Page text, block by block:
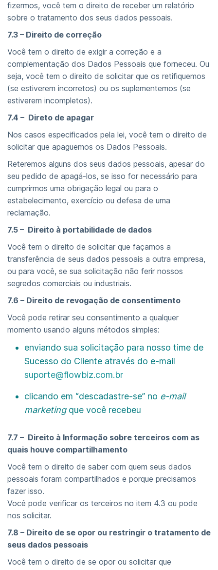
fizermos, você tem o direito de receber um relatório
sobre o tratamento dos seus dados pessoais.
7.3 – Direito de correção
Você tem o direito de exigir a correção e a
complementação dos Dados Pessoais que forneceu. Ou
seja, você tem o direito de solicitar que os retifiquemos
(se estiverem incorretos) ou os suplementemos (se
estiverem incompletos).
7.4 – Direto de apagar
Nos casos especificados pela lei, você tem o direito de
solicitar que apaguemos os Dados Pessoais.
Reteremos alguns dos seus dados pessoais, apesar do
seu pedido de apagá-los, se isso for necessário para
cumprirmos uma obrigação legal ou para o
estabelecimento, exercício ou defesa de uma
reclamação.
7.5 – Direito à portabilidade de dados
Você tem o direito de solicitar que façamos a
transferência de seus dados pessoais a outra empresa,
ou para você, se sua solicitação não ferir nossos
segredos comerciais ou industriais.
7.6 – Direito de revogação de consentimento
Você pode retirar seu consentimento a qualquer
momento usando alguns métodos simples:
enviando sua solicitação para nosso time de
Sucesso do Cliente através do e-mail
suporte@flowbiz.com.br
clicando em “descadastre-se” no e-mail
marketingque você recebeu
7.7 – Direito à Informação sobre terceiros com as
quais houve compartilhamento
Você tem o direito de saber com quem seus dados
pessoais foram compartilhados e porque precisamos
fazer isso.
Você pode verificar os terceiros no item 4.3 ou pode
nos solicitar.
7.8 – Direito de se opor ou restringir o tratamento de
seus dados pessoais
Você tem o direito de se opor ou solicitar que